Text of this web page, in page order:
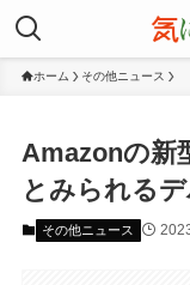
ホーム その他ニュース
Amazonの新
とみられる
その他ニュース